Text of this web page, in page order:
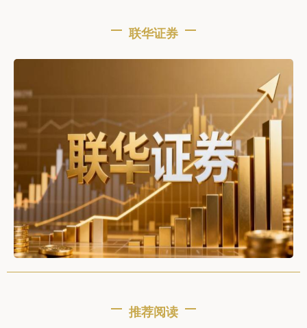
联华证券
推荐阅读